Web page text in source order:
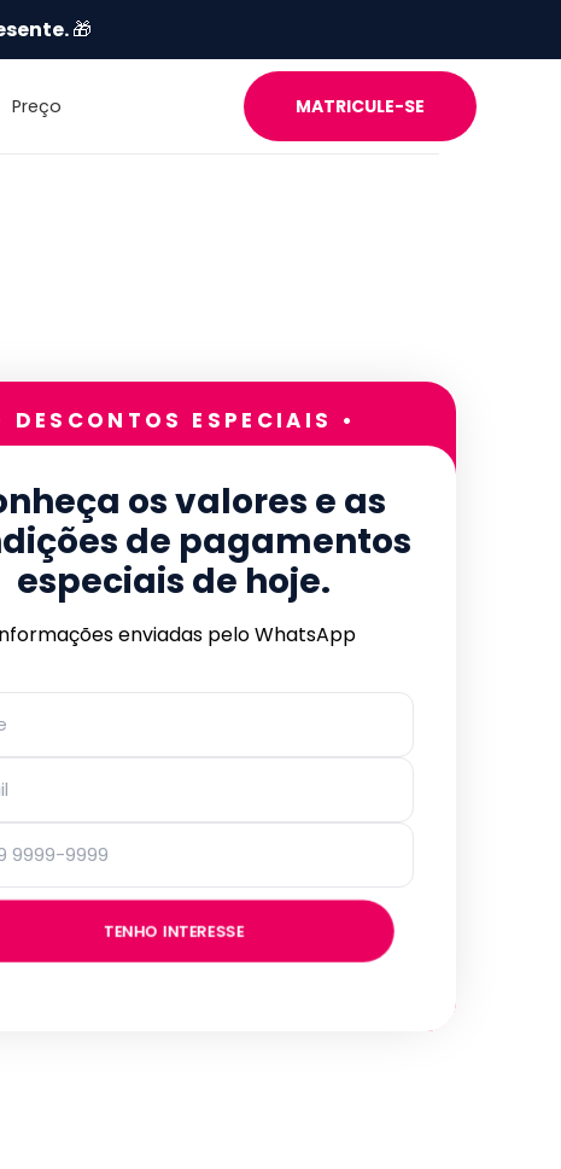
🎁
Preço MATRICULE-SE
DESCONTOS ESPECIAIS •
os valores e as
de pagamentos
especiais de hoje.
enviadas pelo WhatsApp
TENHO INTERESSE